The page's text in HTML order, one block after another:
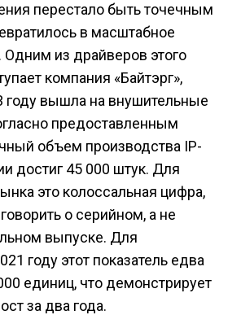
перестало быть точечным
в масштабное
Одним из драйверов этого
компания «Байтэрг»,
году вышла на внушительные
предоставленным
объем производства IP-
достиг 45 000 штук. Для
это колоссальная цифра,
о серийном, а не
выпуске. Для
году этот показатель едва
единиц, что демонстрирует
за два года.